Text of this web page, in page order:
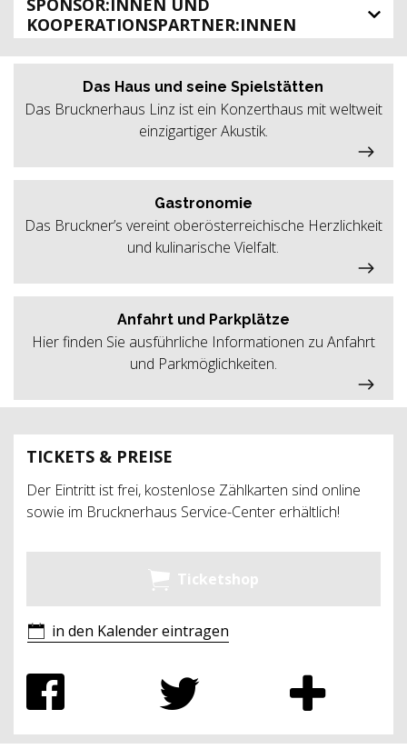
SPONSOR:INNEN UND
KOOPERATIONSPARTNER:INNEN
TICKETS & PREISE
Der Eintritt ist frei, kostenlose Zählkarten sind online
sowie im Brucknerhaus Service-Center erhältlich!
Ticketshop
in den Kalender eintragen
Das Haus und seine Spielstätten
Das Brucknerhaus Linz ist ein Konzerthaus mit weltweit
einzigartiger Akustik.
Gastronomie
Das Bruckner’s vereint oberösterreichische Herzlichkeit
und kulinarische Vielfalt.
Anfahrt und Parkplätze
Hier finden Sie ausführliche Informationen zu Anfahrt
und Parkmöglichkeiten.